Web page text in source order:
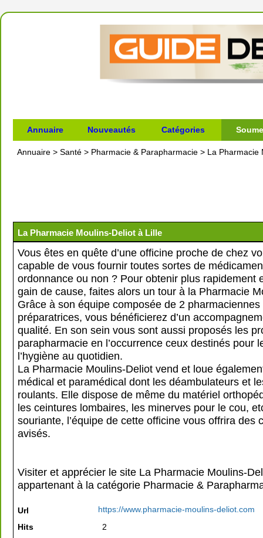
Annuaire Nouveautés Catégories
Annuaire > Santé > Pharmacie & Parapharmacie > La Pharmacie
La Pharmacie Moulins-Deliot à Lille
Vous êtes en quête d’une officine proche de chez
capable de vous fournir toutes sortes de
ordonnance ou non ? Pour obtenir plus rapidement
gain de cause, faites alors un tour à la Pharmacie
Grâce à son équipe composée de 2 pharmaciennes
préparatrices, vous bénéficierez d’un
qualité. En son sein vous sont aussi proposés les
parapharmacie en l’occurrence ceux destinés pour
l’hygiène au quotidien.
La Pharmacie Moulins-Deliot vend et loue
médical et paramédical dont les déambulateurs et
roulants. Elle dispose de même du matériel
les ceintures lombaires, les minerves pour le cou,
souriante, l’équipe de cette officine vous offrira des
avisés.
Visiter et apprécier le site La Pharmacie Moulins-
appartenant à la catégorie Pharmacie &
Url
https://www.pharmacie-moulins-deliot.com
Hits
2